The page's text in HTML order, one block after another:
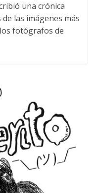
una crónica
las imágenes más
fotógrafos de